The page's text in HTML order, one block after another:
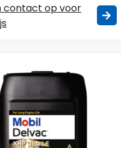
contact op voor